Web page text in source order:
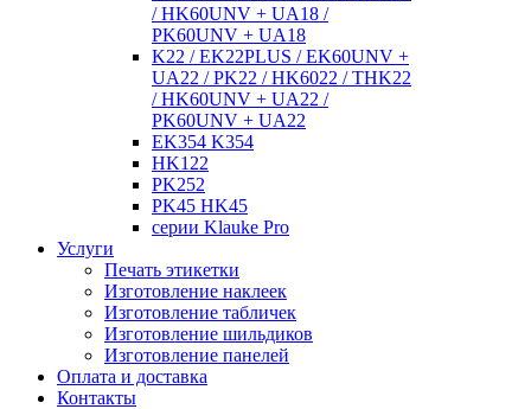
/ HK60UNV + UA18 /
PK60UNV + UA18
K22 / EK22PLUS / EK60UNV +
UA22 / PK22 / HK6022 / THK22
/ HK60UNV + UA22 /
PK60UNV + UA22
EK354 K354
HK122
PK252
PK45 HK45
серии Klauke Pro
Услуги
Печать этикетки
Изготовление наклеек
Изготовление табличек
Изготовление шильдиков
Изготовление панелей
Оплата и доставка
Контакты